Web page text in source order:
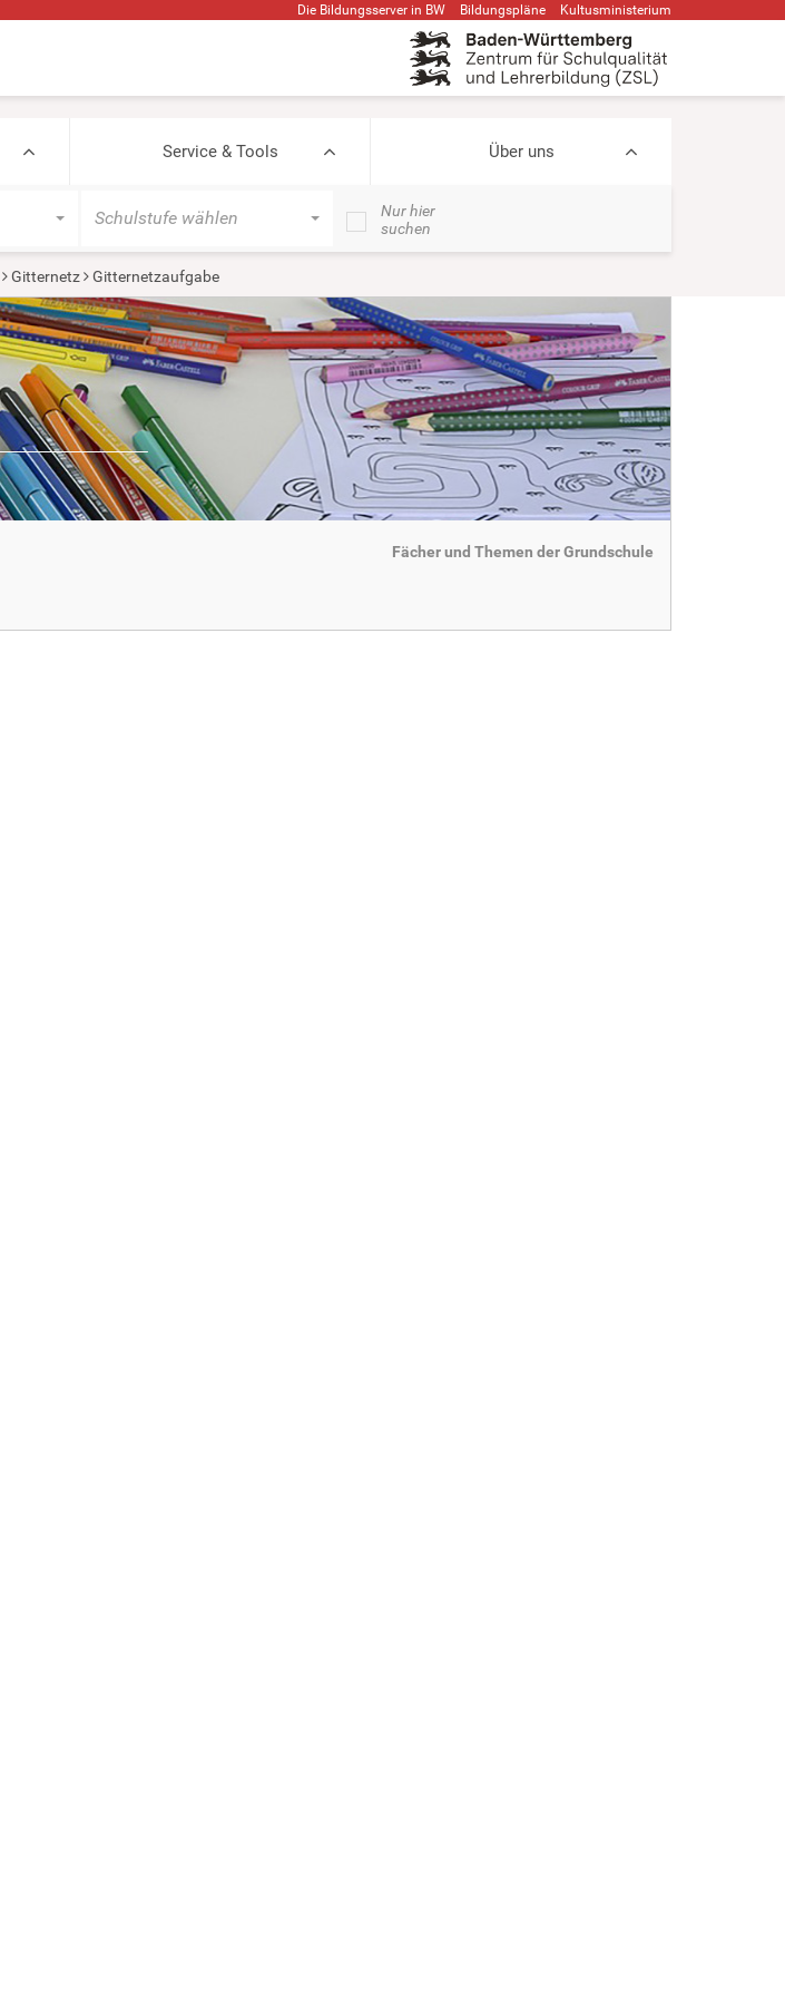
Die Bildungsserver in BW Bildungspläne Kultusministerium
Service & Tools Über uns
Schulstufe wählen
Nur hier
suchen
Gitternetz Gitternetzaufgabe
Fächer und Themen der Grundschule